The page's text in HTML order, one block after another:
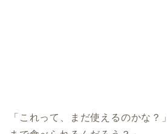
「これって、まだ使えるのかな？